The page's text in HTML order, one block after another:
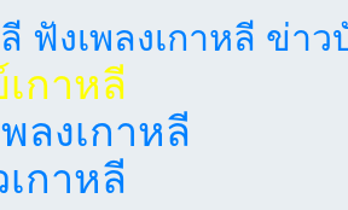
ฟังเพลงเกาหลี ข่าว
กาหลี
ลงเกาหลี
กาหลี